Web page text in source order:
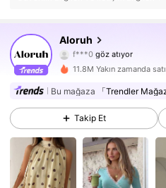
Aloruh
2.6M Takipçiler
f***0 göz atıyor
4,77
2.6M Takipçiler
4,77 2.6M Takipçiler
4,77 2.6M Takipçiler
4,77 2.6M Takipçiler
11.8M Yakın zamanda
Bu mağaza 「Trendler
Takip Et